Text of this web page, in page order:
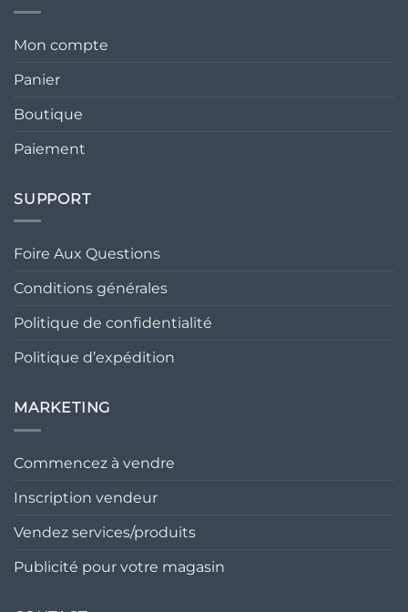
Mon compte
Panier
Boutique
Paiement
SUPPORT
Foire Aux Questions
Conditions générales
Politique de confidentialité
Politique d’expédition
MARKETING
Commencez à vendre
Inscription vendeur
Vendez services/produits
Publicité pour votre magasin